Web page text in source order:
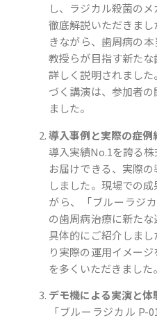
し、ラジカル殺菌の
徹底解説いただきま
きながら、歯周病の
教授らが目指す新た
詳しく説明されまし
づく講演は、参加者
ました。
導入事例と実際の症例
導入実績No.1を誇る
お届けできる、実際
しました。現場での
がら、「ブルーラジ
の歯周病治療に新た
具体的にご紹介しま
り実際の運用イメー
を多くいただきました。
デモ機による実演と体
「ブルーラジカル